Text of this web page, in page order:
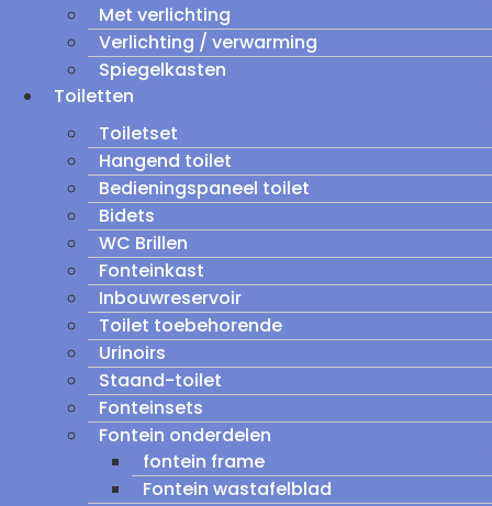
Met verlichting
Verlichting / verwarming
Spiegelkasten
Toiletten
Toiletset
Hangend toilet
Bedieningspaneel toilet
Bidets
WC Brillen
Fonteinkast
Inbouwreservoir
Toilet toebehorende
Urinoirs
Staand-toilet
Fonteinsets
Fontein onderdelen
fontein frame
Fontein wastafelblad